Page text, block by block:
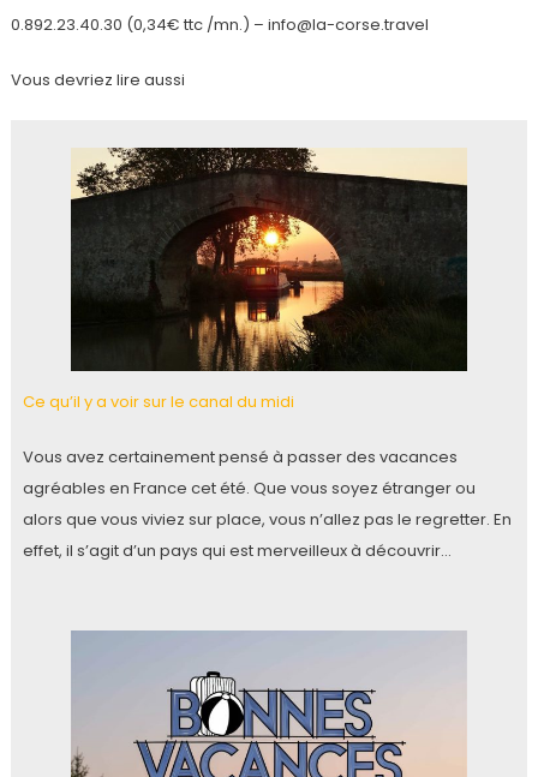
0.892.23.40.30 (0,34€ ttc /mn.) – info@la-corse.travel
Vous devriez lire aussi
Ce qu’il y a voir sur le canal du midi
Vous avez certainement pensé à passer des vacances
agréables en France cet été. Que vous soyez étranger ou
alors que vous viviez sur place, vous n’allez pas le regretter. En
effet, il s’agit d’un pays qui est merveilleux à découvrir…